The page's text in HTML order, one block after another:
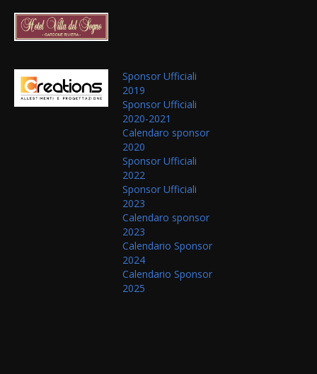
Sponsor Ufficiali
2019
Sponsor Ufficiali
2020-2021
Calendaro sponsor
2020
Sponsor Ufficiali
2022
Sponsor Ufficiali
2023
Calendaro sponsor
2023
Calendario Sponsor
2024
Calendario Sponsor
2025